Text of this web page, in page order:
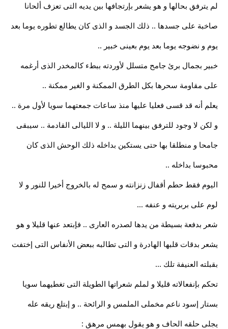
لم يترفق بحالها و هو يشعر بإرتجافها بين يديه التى تعزف ألحانا
صاخبة على جسدها .. ذلك الجسد و الذى كان يطالع تطوره يوما بعد
يوم و نضوجه يوما بعد يوم بعينى خبير ..
خبير بجمال برئ جامح متسلل لأوردته ببطء كالمخدر الذى أرغمه
على مقاومة سحرها بكل الطرق الممكنة و الغير ممكنة ..
يعلم أنه قد قسى فعليا عليها منذ ساعات جمعتهما سويا لأول مرة ..
و لكن لا وجود للترفق بينهما الليلة .. و لا الليالى القادمة .. سيبقى
جامحا و منطلقا بها حتى يستكين بداخله ذلك الوحش الذى كان
محبوسا بداخله ..
اليوم فقط حطم أقفال زنزانته و سمح له بالخروج أخيرا للنور و لا
لوم على بربريته و عنفه ...
شعر بدفعة بسيطة من يدها لصدره العارى .. فإبتعد عنها قليلا و هو
يشعر بدقات قلبها الهادرة و التى تطالبه ببعض الأنفاس التى إختفت
بقبلته العنيفة تلك ...
تحكم بإنفعالاته قليلا و لملم شعراتها الطويلة التى تغطيهما سويا
بستار إسود ناعم مخملى الملمس و الرائحة .. و إبتلع ريقه عله
يجلى حلقه الحاف و هو يقول بهمس مرهق :